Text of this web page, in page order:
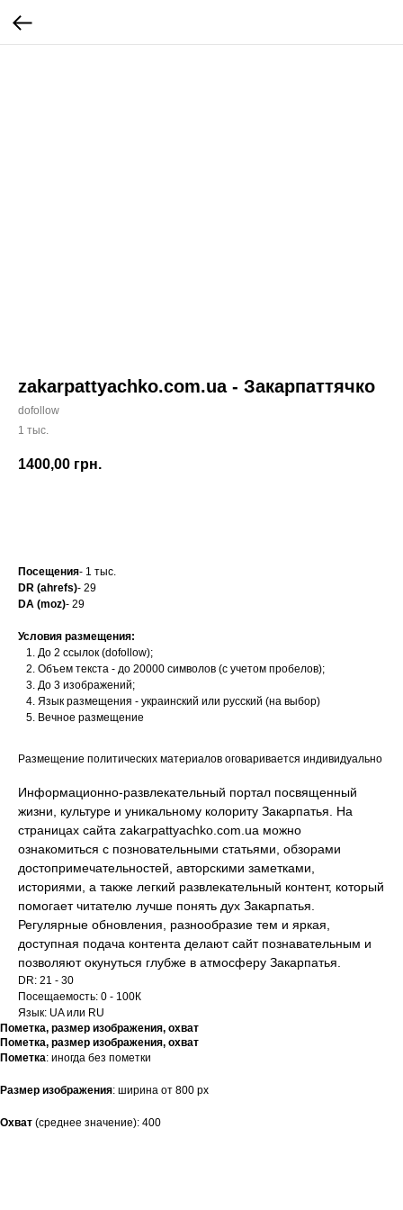
zakarpattyachko.com.ua - Закарпаттячко
dofollow
1 тыс.
1400,00 грн.
Посещения- 1 тыс.
DR (ahrefs)- 29
DA (moz)- 29
Условия размещения:
До 2 ссылок (dofollow);
Объем текста - до 20000 символов (с учетом пробелов);
До 3 изображений;
Язык размещения - украинский или русский (на выбор)
Вечное размещение
Размещение политических материалов оговаривается индивидуально
Информационно-развлекательный портал посвященный
жизни, культуре и уникальному колориту Закарпатья. На
страницах сайта zakarpattyachko.com.ua можно
ознакомиться с позновательными статьями, обзорами
достопримечательностей, авторскими заметками,
историями, а также легкий развлекательный контент, который
помогает читателю лучше понять дух Закарпатья.
Регулярные обновления, разнообразие тем и яркая,
доступная подача контента делают сайт познавательным и
позволяют окунуться глубже в атмосферу Закарпатья.
DR: 21 - 30
Посещаемость: 0 - 100К
Язык: UA или RU
Пометка, размер изображения, охват
Пометка, размер изображения, охват
Пометка: иногда без пометки
Размер изображения: ширина от 800 px
Охват (среднее значение): 400